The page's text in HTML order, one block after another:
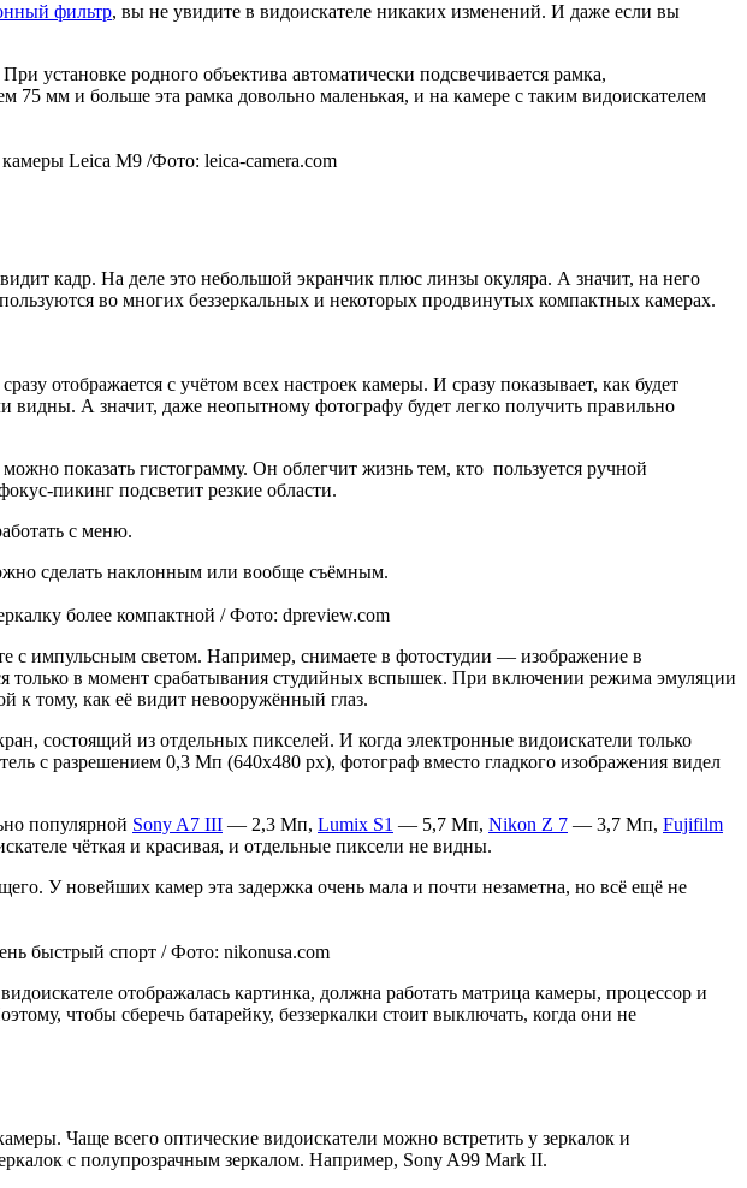
фильтр, вы не увидите в видоискателе никаких изменений. И даже если вы
установке родного объектива автоматически подсвечивается рамка,
мм и больше эта рамка довольно маленькая, и на камере с таким видоискателем
Leica M9 /Фото: leica-camera.com
кадр. На деле это небольшой экранчик плюс линзы окуляра. А значит, на него
во многих беззеркальных и некоторых продвинутых компактных камерах.
отображается с учётом всех настроек камеры. И сразу показывает, как будет
А значит, даже неопытному фотографу будет легко получить правильно
показать гистограмму. Он облегчит жизнь тем, кто пользуется ручной
пикинг подсветит резкие области.
с меню.
сделать наклонным или вообще съёмным.
более компактной / Фото: dpreview.com
с импульсным светом. Например, снимаете в фотостудии — изображение в
только в момент срабатывания студийных вспышек. При включении режима эмуляции
к тому, как её видит невооружённый глаз.
состоящий из отдельных пикселей. И когда электронные видоискатели только
с разрешением 0,3 Мп (640х480 px), фотограф вместо гладкого изображения видел
популярной Sony A7 III — 2,3 Мп, Lumix S1 — 5,7 Мп, Nikon Z 7 — 3,7 Мп, Fujifilm
чёткая и красивая, и отдельные пиксели не видны.
У новейших камер эта задержка очень мала и почти незаметна, но всё ещё не
быстрый спорт / Фото: nikonusa.com
отображалась картинка, должна работать матрица камеры, процессор и
чтобы сберечь батарейку, беззеркалки стоит выключать, когда они не
Чаще всего оптические видоискатели можно встретить у зеркалок и
с полупрозрачным зеркалом. Например, Sony A99 Mark II.